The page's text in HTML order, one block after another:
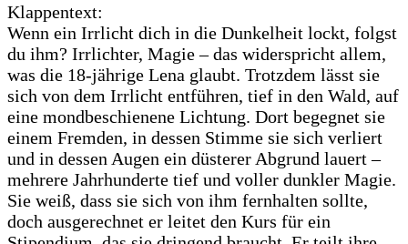
Klappentext:
Wenn ein Irrlicht dich in die Dunkelheit lockt, folgst
du ihm? Irrlichter, Magie – das widerspricht allem,
was die 18-jährige Lena glaubt. Trotzdem lässt sie
sich von dem Irrlicht entführen, tief in den Wald, auf
eine mondbeschienene Lichtung. Dort begegnet sie
einem Fremden, in dessen Stimme sie sich verliert
und in dessen Augen ein düsterer Abgrund lauert –
mehrere Jahrhunderte tief und voller dunkler Magie.
Sie weiß, dass sie sich von ihm fernhalten sollte,
doch ausgerechnet er leitet den Kurs für ein